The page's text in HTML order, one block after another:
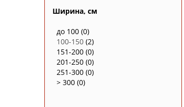
Ширина, см
до 100 (0)
100-150 (2)
151-200 (0)
201-250 (0)
251-300 (0)
> 300 (0)